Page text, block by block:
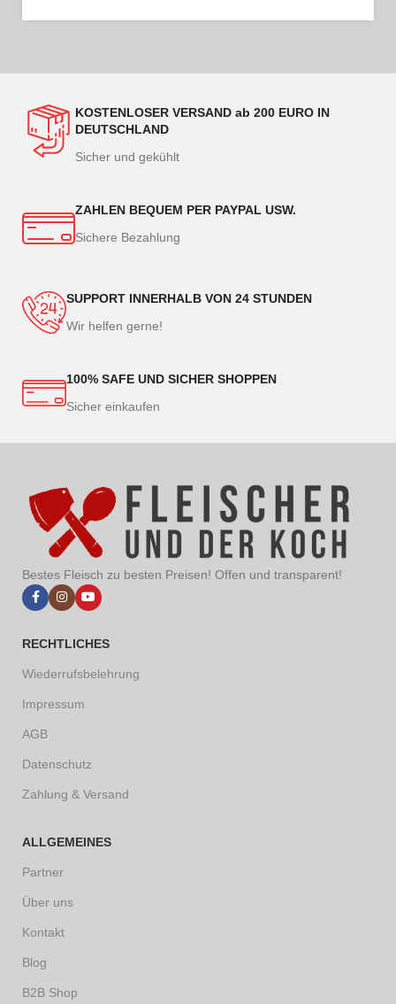
KOSTENLOSER VERSAND ab 200 EURO IN
DEUTSCHLAND
Sicher und gekühlt
ZAHLEN BEQUEM PER PAYPAL USW.
Sichere Bezahlung
SUPPORT INNERHALB VON 24 STUNDEN
Wir helfen gerne!
100% SAFE UND SICHER SHOPPEN
Sicher einkaufen
Bestes Fleisch zu besten Preisen! Offen und transparent!
RECHTLICHES
Wiederrufsbelehrung
Impressum
AGB
Datenschutz
Zahlung & Versand
ALLGEMEINES
Partner
Über uns
Kontakt
Blog
B2B Shop